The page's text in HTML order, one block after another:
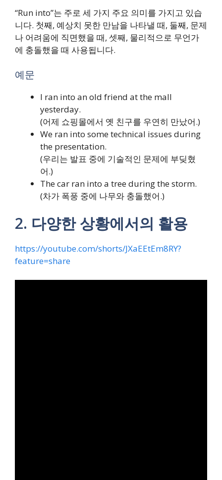
“Run into”는 주로 세 가지 주요 의미를 가지고 있습
니다. 첫째, 예상치 못한 만남을 나타낼 때, 둘째, 문제
나 어려움에 직면했을 때, 셋째, 물리적으로 무언가
에 충돌했을 때 사용됩니다.
예문
I ran into an old friend at the mall
yesterday.
(어제 쇼핑몰에서 옛 친구를 우연히 만났어.)
We ran into some technical issues during
the presentation.
(우리는 발표 중에 기술적인 문제에 부딪혔
어.)
The car ran into a tree during the storm.
(차가 폭풍 중에 나무와 충돌했어.)
2. 다양한 상황에서의 활용
https://youtube.com/shorts/JXaEEtEm8RY?
feature=share